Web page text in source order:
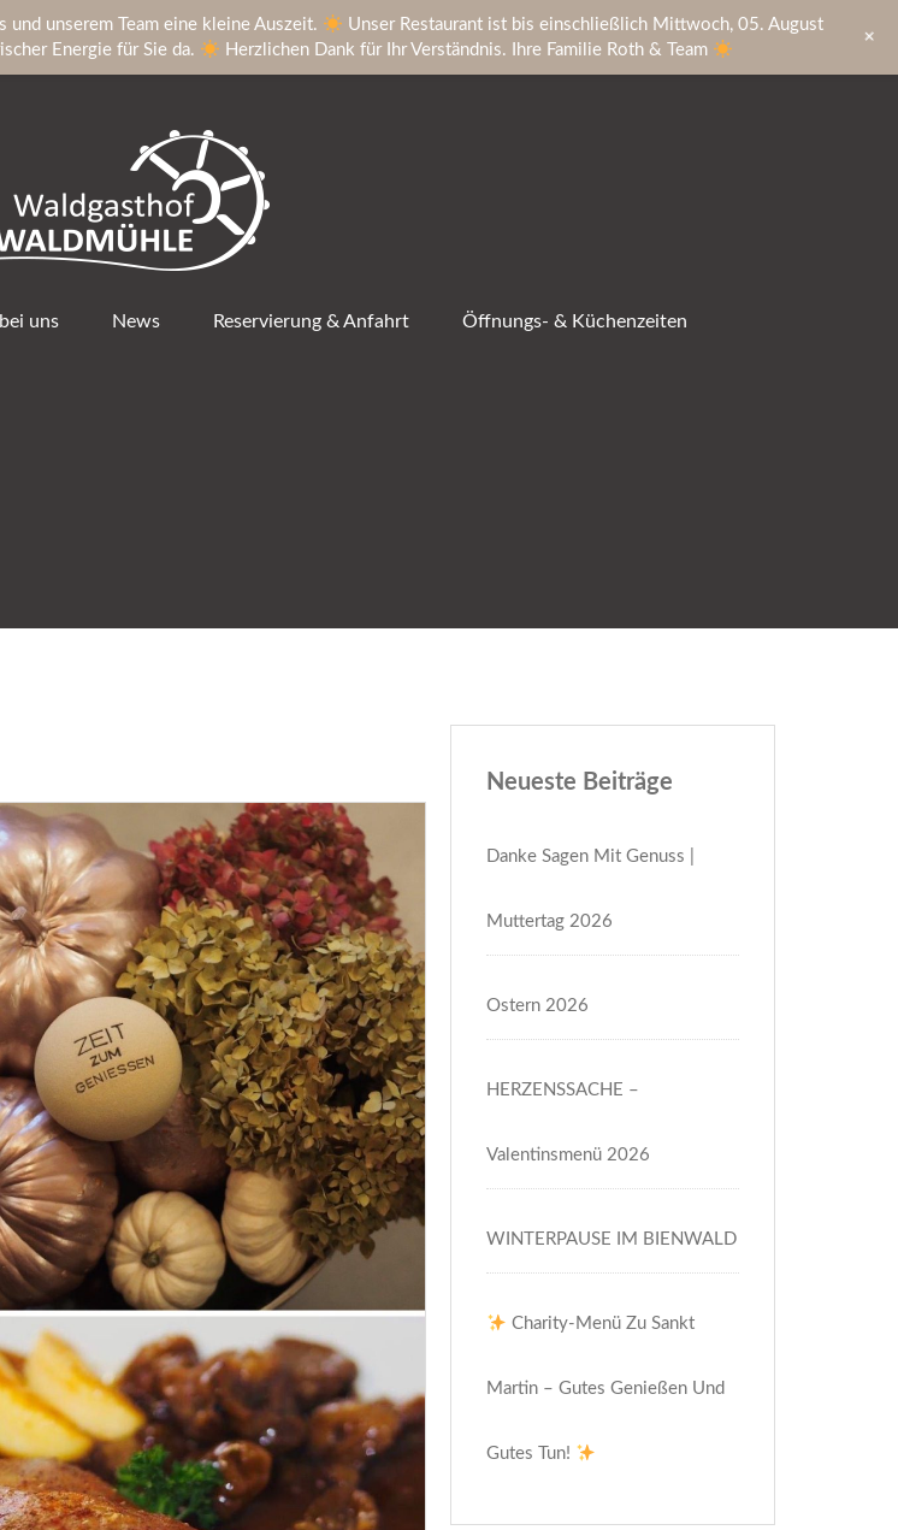
uns News Reservierung & Anfahrt Öffnungs- & Küchenzeiten
Neueste Beiträge
Danke Sagen Mit Genuss |
Muttertag 2026
Ostern 2026
HERZENSSACHE –
Valentinsmenü 2026
WINTERPAUSE IM BIENWALD
Charity-Menü Zu Sankt
Martin – Gutes Genießen Und
Gutes Tun!
und unserem Team eine kleine Auszeit.
Unser Restaurant ist bis einschließlich Mittwoch, 05. August
Energie für Sie da. Herzlichen Dank für Ihr Verständnis. Ihre Familie Roth & Team
+